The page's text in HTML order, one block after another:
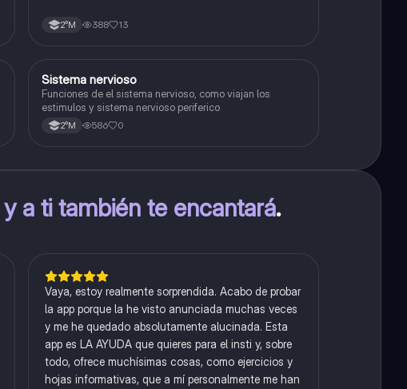
2°M 388 13
SBiología
Sistema nervioso
Funciones de el sistema nervioso, como viajan los
estimulos y sistema nervioso periferico
2°M 586 0
y a ti también te encantará.
Vaya, estoy realmente sorprendida. Acabo de probar
la app porque la he visto anunciada muchas veces
y me he quedado absolutamente alucinada. Esta
app es LA AYUDA que quieres para el insti y, sobre
todo, ofrece muchísimas cosas, como ejercicios y
hojas informativas, que a mí personalmente me han